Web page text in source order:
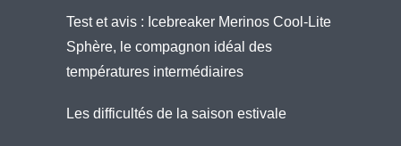
Test et avis : Icebreaker Merinos Cool-Lite
Sphère, le compagnon idéal des
températures intermédiaires
Les difficultés de la saison estivale